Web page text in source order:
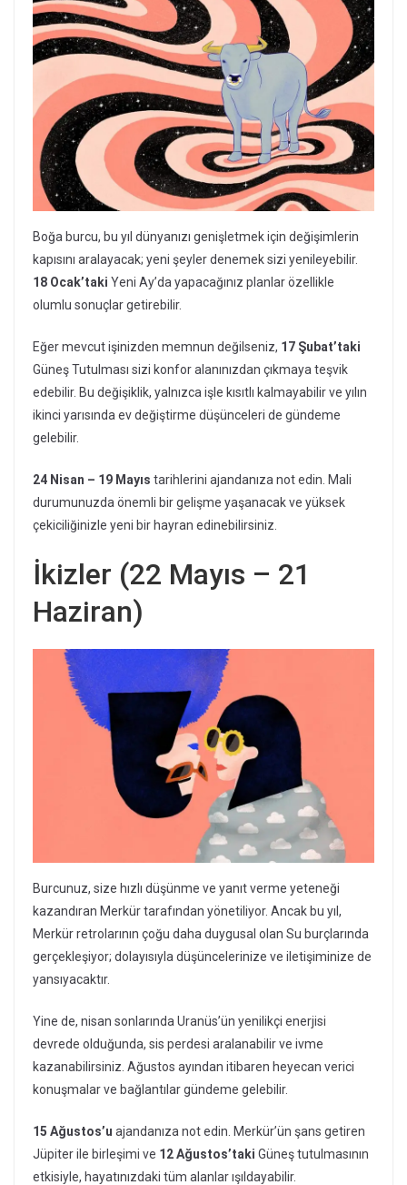
Boğa burcu, bu yıl dünyanızı genişletmek için değişimlerin
kapısını aralayacak; yeni şeyler denemek sizi yenileyebilir.
18 Ocak’taki Yeni Ay’da yapacağınız planlar özellikle
olumlu sonuçlar getirebilir.
Eğer mevcut işinizden memnun değilseniz, 17 Şubat’taki
Güneş Tutulması sizi konfor alanınızdan çıkmaya teşvik
edebilir. Bu değişiklik, yalnızca işle kısıtlı kalmayabilir ve yılın
ikinci yarısında ev değiştirme düşünceleri de gündeme
gelebilir.
24 Nisan – 19 Mayıs tarihlerini ajandanıza not edin. Mali
durumunuzda önemli bir gelişme yaşanacak ve yüksek
çekiciliğinizle yeni bir hayran edinebilirsiniz.
İkizler (22 Mayıs – 21
Haziran)
Burcunuz, size hızlı düşünme ve yanıt verme yeteneği
kazandıran Merkür tarafından yönetiliyor. Ancak bu yıl,
Merkür retrolarının çoğu daha duygusal olan Su burçlarında
gerçekleşiyor; dolayısıyla düşüncelerinize ve iletişiminize de
yansıyacaktır.
Yine de, nisan sonlarında Uranüs’ün yenilikçi enerjisi
devrede olduğunda, sis perdesi aralanabilir ve ivme
kazanabilirsiniz. Ağustos ayından itibaren heyecan verici
konuşmalar ve bağlantılar gündeme gelebilir.
15 Ağustos’u ajandanıza not edin. Merkür’ün şans getiren
Jüpiter ile birleşimi ve 12 Ağustos’taki Güneş tutulmasının
etkisiyle, hayatınızdaki tüm alanlar ışıldayabilir.